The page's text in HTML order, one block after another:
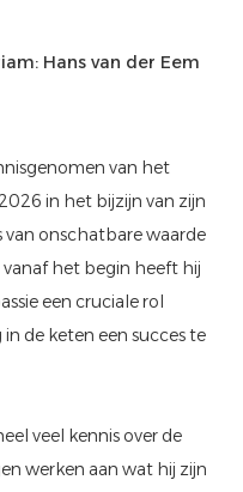
Hans van der Eem
van het
in het bijzijn van zijn
van onschatbare waarde
het begin heeft hij
een cruciale rol
de keten een succes te
veel kennis over de
werken aan wat hij zijn